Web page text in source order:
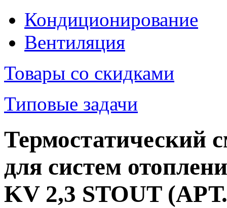
Кондиционирование
Вентиляция
Товары со скидками
Типовые задачи
Термостатический
для систем
KV 2,3 STOUT